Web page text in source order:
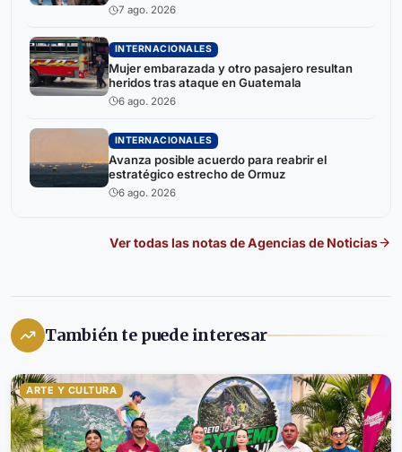
7 ago. 2026
INTERNACIONALES
Mujer embarazada y otro pasajero resultan
heridos tras ataque en Guatemala
6 ago. 2026
INTERNACIONALES
Avanza posible acuerdo para reabrir el
estratégico estrecho de Ormuz
6 ago. 2026
Ver todas las notas deAgencias de Noticias
También te puede interesar
ARTE Y CULTURA